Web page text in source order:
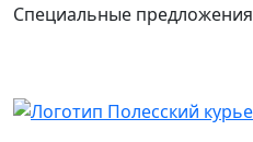
Специальные предложения